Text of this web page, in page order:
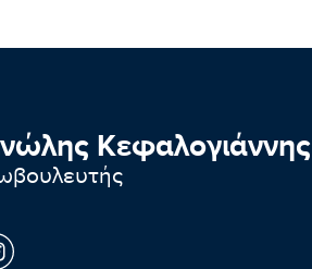
Κεφαλογιάννης